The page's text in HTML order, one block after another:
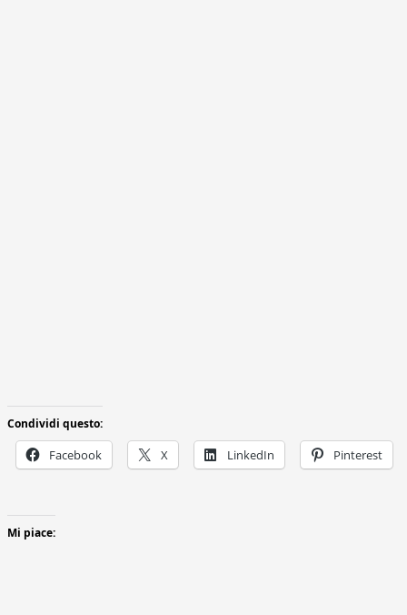
Condividi questo:
Facebook X LinkedIn Pinterest
Mi piace: